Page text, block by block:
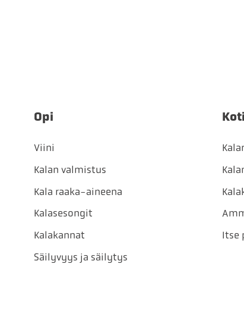
Opi
Viini
Kalan valmistus
Kala raaka-aineena
Kalasesongit
Kalakannat
Säilyvyys ja säilytys
Itse